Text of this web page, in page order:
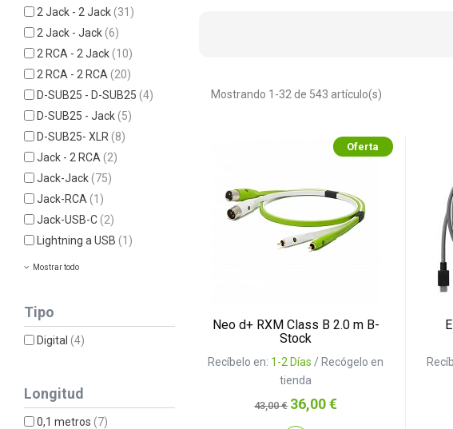
2 Jack - 2 Jack(31)
2 Jack - Jack(6)
2 RCA - 2 Jack(10)
2 RCA - 2 RCA(20)
D-SUB25 - D-SUB25(4)
D-SUB25 - Jack(5)
D-SUB25- XLR(8)
Jack - 2 RCA(2)
Jack-Jack(75)
Jack-RCA(1)
Jack-USB-C(2)
Lightning a USB(1)
Mostrar todo
Tipo
Digital(4)
Longitud
0,1 metros(7)
Mostrando 1-32 de 543 artículo(s)
Oferta
Neo d+ RXM Class B 2.0 m B-
Stock
Recíbelo en: 1-2 Días / Recógelo en
tienda
Precio
base
43,00 € Precio
36,00 €